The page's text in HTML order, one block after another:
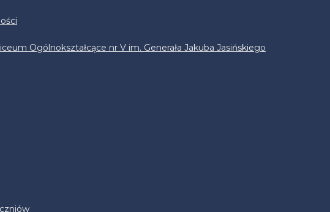
Ogólnokształcące nr V im. Generała Jakuba Jasińskiego